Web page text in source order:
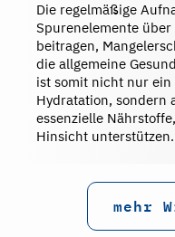
Die regelmäßige
Spurenelemente
beitragen,
die allgemeine
ist somit nicht nur
Hydratation, sondern
essenzielle
Hinsicht unterstützen.
mehr